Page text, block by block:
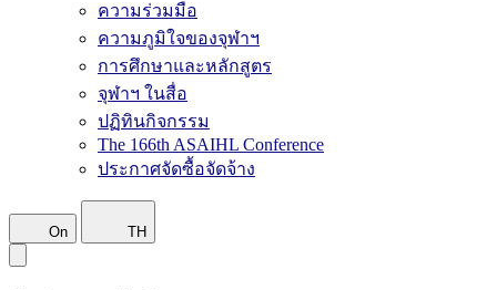
ความร่วมมือ
ความภูมิใจของจุฬาฯ
การศึกษาและหลักสูตร
จุฬาฯ ในสื่อ
ปฏิทินกิจกรรม
The 166th ASAIHL Conference
ประกาศจัดซื้อจัดจ้าง
On TH